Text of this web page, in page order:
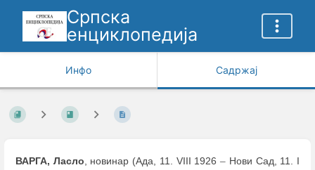
Српска
енциклопедија
Инфо Садржај
ВАРГА, Ласло, новинар (Ада, 11. VIII 1926– Нови Сад, 11. I